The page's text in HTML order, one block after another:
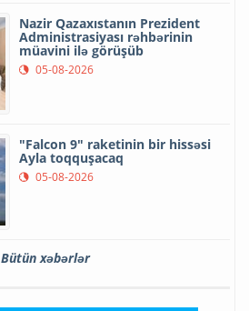
Nazir Qazaxıstanın Prezident
Administrasiyası rəhbərinin
müavini ilə görüşüb
05-08-2026
"Falcon 9" raketinin bir hissəsi
Ayla toqquşacaq
05-08-2026
Bütün xəbərlər